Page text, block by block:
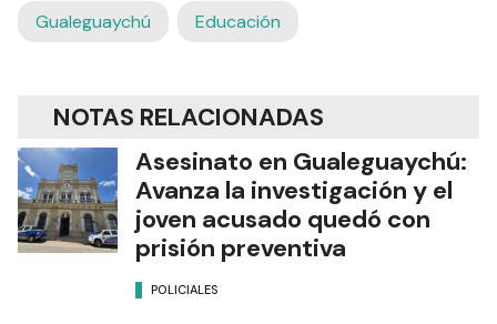
Gualeguaychú Educación
NOTAS RELACIONADAS
Asesinato en Gualeguaychú:
Avanza la investigación y el
joven acusado quedó con
prisión preventiva
POLICIALES